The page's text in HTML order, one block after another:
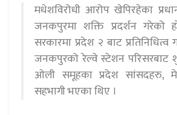
मधेशविरोधी आरोप खेपिरहेका
जनकपुरमा शक्ति प्रदर्शन
सरकारमा प्रदेश २ बाट प्रतिनिधित्व
जनकपुरको रेल्वे स्टेशन परिसरबाट
ओली समूहका प्रदेश सांसदहरु,
सहभागी भएका थिए ।